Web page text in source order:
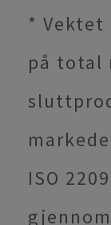
*
på total
ISO